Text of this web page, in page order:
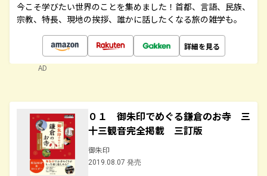
今こそ学びたい世界のことを集めました！首都、言語、民族、
宗教、特長、現地の挨拶、誰かに話したくなる旅の雑学も。
詳細を見る
AD
０１ 御朱印でめぐる鎌倉のお寺 三
十三観音完全掲載 三訂版
御朱印
2019.08.07 発売